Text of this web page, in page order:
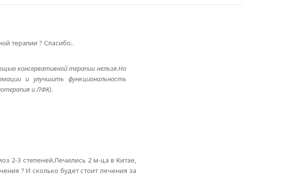
терапии ? Спасибо..
консервативной терапии нельзя.Но
и улучшить функциональность
и ЛФК).
2-3 степеней.Лечились 2 м-ца в Китае,
? И сколько будет стоит лечения за